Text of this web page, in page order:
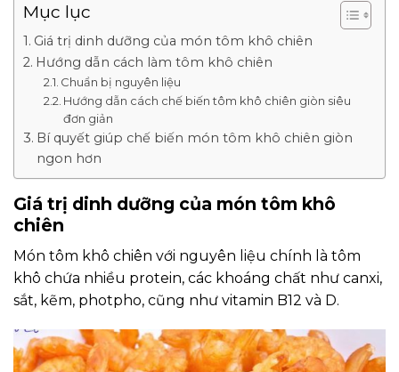
Mục lục
Giá trị dinh dưỡng của món tôm khô chiên
Hướng dẫn cách làm tôm khô chiên
Chuẩn bị nguyên liệu
Hướng dẫn cách chế biến tôm khô chiên giòn siêu
đơn giản
Bí quyết giúp chế biến món tôm khô chiên giòn
ngon hơn
Giá trị dinh dưỡng của món tôm khô
chiên
Món tôm khô chiên với nguyên liệu chính là tôm
khô chứa nhiều protein, các khoáng chất như canxi,
sắt, kẽm, photpho, cũng như vitamin B12 và D.